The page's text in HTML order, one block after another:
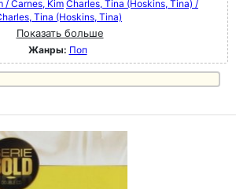
/ Carnes, Kim Charles, Tina (Hoskins, Tina) /
Tina (Hoskins, Tina)
Показать больше
Жанры: Поп